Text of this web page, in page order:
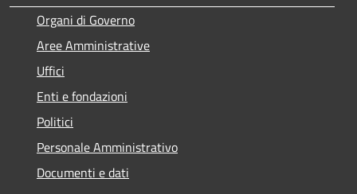
Organi di Governo
Aree Amministrative
Uffici
Enti e fondazioni
Politici
Personale Amministrativo
Documenti e dati